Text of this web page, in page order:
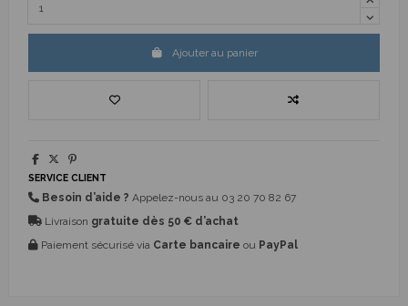
Ajouter au panier
SERVICE CLIENT
Besoin d’aide ? Appelez-nous au 03 20 70 82 67
Livraison gratuite dès 50 € d’achat
Paiement sécurisé via Carte bancaire ou PayPal